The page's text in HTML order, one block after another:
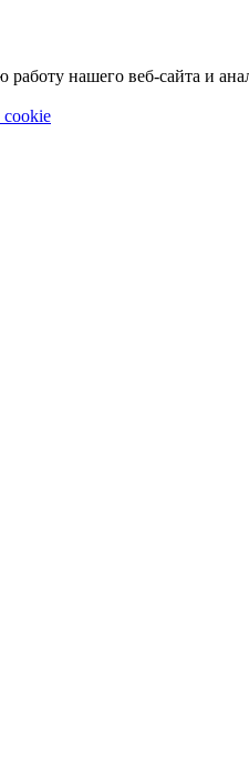
нашего веб-сайта и
cookie